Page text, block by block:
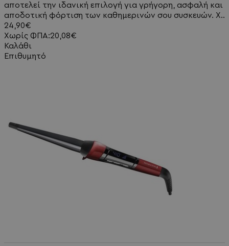
αποτελεί την ιδανική επιλογή για γρήγορη, ασφαλή και
αποδοτική φόρτιση των καθημερινών σου συσκευών. Χ..
24,90€
Χωρίς ΦΠΑ:20,08€
Καλάθι
Επιθυμητό